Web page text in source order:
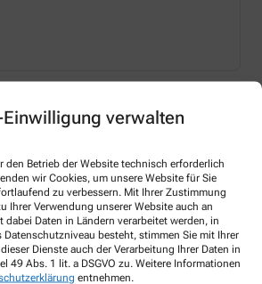
verwalten
den Betrieb der Website technisch erforderlich
wir Cookies, um unsere Website für Sie
zu verbessern. Mit Ihrer Zustimmung
Ihrer Verwendung unserer Website auch an
dabei Daten in Ländern verarbeitet werden, in
Datenschutzniveau besteht, stimmen Sie mit Ihrer
Dienste auch der Verarbeitung Ihrer Daten in
49 Abs. 1 lit. a DSGVO zu. Weitere Informationen
entnehmen.
einverstanden, dass die von mir angegebenen
Apotheke übergeben werden. Rechtsgrundlage
6 Abs. 1 lit. a DS-GVO. Die Einwilligung kann
z.B. per E-Mail anrats-apotheke-
zur Bearbeitung Ihrer Anfrage
Informationen zum Datenschutz finden Sie unter
.